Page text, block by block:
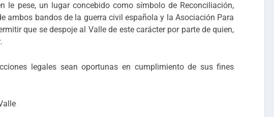
le pese, un lugar concebido como símbolo de Reconciliación,
ambos bandos de la guerra civil española y la Asociación Para
que se despoje al Valle de este carácter por parte de quien,
legales sean oportunas en cumplimiento de sus fines